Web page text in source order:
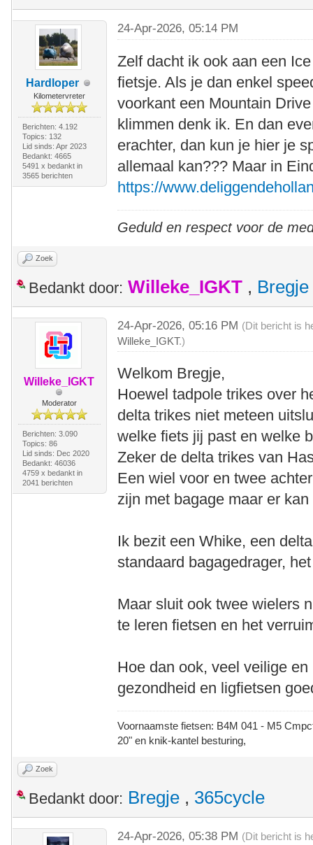
Hardloper
Kilometervreter
Berichten: 4.192
Topics: 132
Lid sinds: Apr 2023
Bedankt: 4665
5491 x bedankt in
3565 berichten
24-Apr-2026, 05:14 PM
Zelf dacht ik ook aan een
fietsje. Als je dan enkel
voorkant een Mountain
klimmen denk ik. En dan
erachter, dan kun je hier je
allemaal kan??? Maar in
https://
Geduld en respect voor de
Zoek
Bedankt door: Willeke_IGKT , Bregje
Willeke_IGKT
Moderator
Berichten: 3.090
Topics: 86
Lid sinds: Dec 2020
Bedankt: 46036
4759 x bedankt in
2041 berichten
24-Apr-2026, 05:16 PM (Dit bericht is
Willeke_IGKT.)
Welkom Bregje,
Hoewel tadpole trikes over
delta trikes niet meteen
welke fiets jij past en welke
Zeker de delta trikes van
Een wiel voor en twee
zijn met bagage maar er
Ik bezit een Whike, een
standaard bagagedrager,
Maar sluit ook twee wielers
te leren fietsen en het
Hoe dan ook, veel veilige
gezondheid en ligfietsen
Voornaamste fietsen: B4M 041 - M5
20" en knik-kantel besturing,
Zoek
Bedankt door: Bregje , 365cycle
24-Apr-2026, 05:38 PM (Dit bericht is